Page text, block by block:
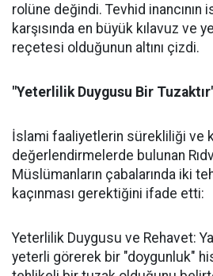
rolüne değindi. Tevhid inancının
karşısında en büyük kılavuz ve
reçetesi olduğunun altını çizdi.
"Yeterlilik Duygusu Bir
İslami faaliyetlerin sürekliliği ve
değerlendirmelerde bulunan
Müslümanların çabalarında iki
kaçınması gerektiğini ifade etti:
Yeterlilik Duygusu ve Rehavet:
yeterli görerek bir "doygunluk"